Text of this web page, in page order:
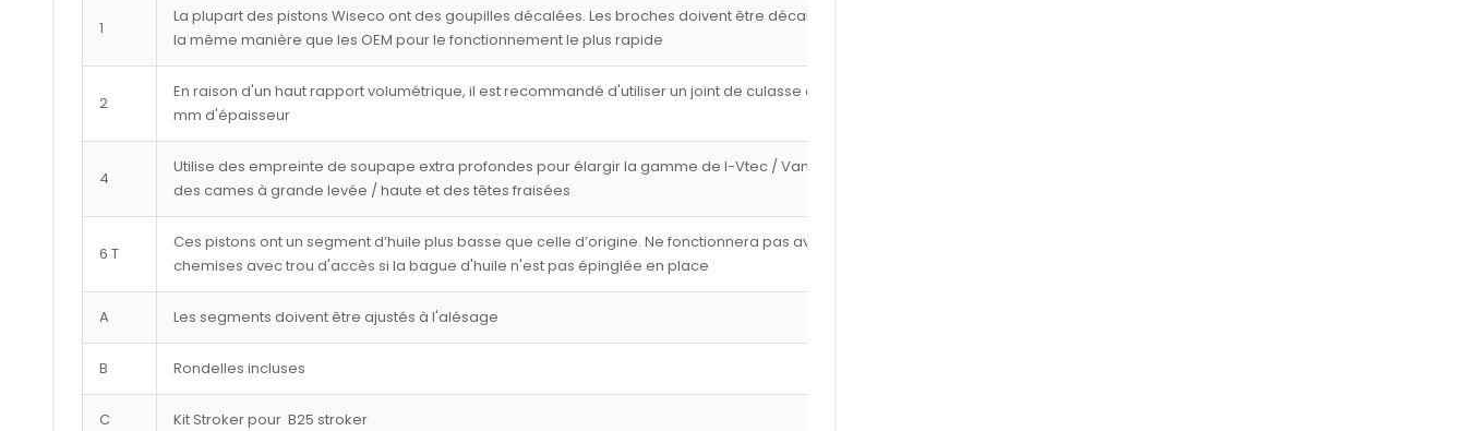
1
La plupart des pistons Wiseco ont des goupilles décalées. Les broches doivent être décalées de
la même manière que les OEM pour le fonctionnement le plus rapide
2
En raison d'un haut rapport volumétrique, il est recommandé d'utiliser un joint de culasse de 1,00
mm d'épaisseur
4
Utilise des empreinte de soupape extra profondes pour élargir la gamme de I-Vtec / Vanos avec
des cames à grande levée / haute et des têtes fraisées
6 T
Ces pistons ont un segment d’huile plus basse que celle d’origine. Ne fonctionnera pas avec les
chemises avec trou d'accès si la bague d'huile n'est pas épinglée en place
A Les segments doivent être ajustés à l'alésage
B Rondelles incluses
C Kit Stroker pour B25 stroker